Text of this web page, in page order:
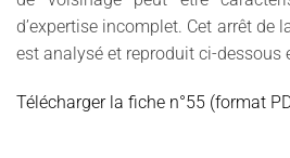
d’expertise incomplet. Cet arrêt de
est analysé et reproduit ci-dessous
Télécharger la fiche n°55 (format